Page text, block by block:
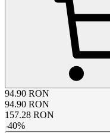
94.90 RON
94.90 RON
157.28 RON
-40%